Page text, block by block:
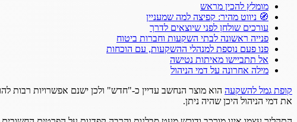
מומלץ להכין מראש
🧭 ניווט מהיר: קפיצה למה שמעניין
עורכים שולחן לפני שיוצאים לדרך
פנייה ראשונה לבתי השקעות וחברות ביטוח
פנו פעם נוספת למנהלי ההשקעות, עם הוכחות
אל תתביישו מאיתות נטישה
מילה אחרונה על דמי הניהול
קופת גמל להשקעה הוא מוצר הנחשב עדיין כ-"חדש" ולכן ישנם אפשרויות רבות
את דמי הניהול היכן שהיה ניתן.